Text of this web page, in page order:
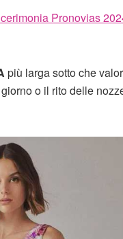
Pronovias
più larga sotto che
o il rito delle